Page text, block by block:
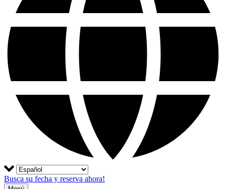
Busca su fecha y reserva ahora!